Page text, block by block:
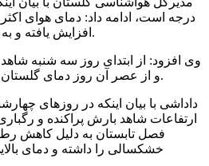
درجه است، ادامه داد: دمای هوای
افزایش یافته و به بالای ۴۰ درجه خواهند رسید.
وی افزود: از ابتدای روز سه شنبه
و از عصر آن روز دمای گلستان به مرور کاهش خواهد یافت.
داداشی با بیان اینکه در روزهای
ارتفاعات شاهد بارش پراکنده و
فصل تابستان به دلیل کاهش
خشکسالی را داشته و دمای